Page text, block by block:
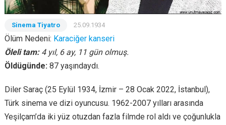
Sinema Tiyatro 25.09.1934
Ölüm Nedeni: Karaciğer kanseri
Öleli tam: 4 yıl, 6 ay, 11 gün olmuş.
Öldügünde: 87 yaşındaydı.
Diler Saraç (25 Eylül 1934, İzmir – 28 Ocak 2022, İstanbul),
Türk sinema ve dizi oyuncusu. 1962-2007 yılları arasında
Yeşilçam’da iki yüz otuzdan fazla filmde rol aldı ve çoğunlukla